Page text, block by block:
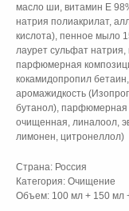
масло ши, витамин Е
натрия полиакрилат,
кислота), пенное мыло
лаурет сульфат натрия,
парфюмерная
кокамидопропил
аромажидкость
бутанол), парфюмерная
очищенная, линалоол,
лимонен, цитронеллол)
Страна: Россия
Категория: Очищение
Объем: 100 мл + 150 мл